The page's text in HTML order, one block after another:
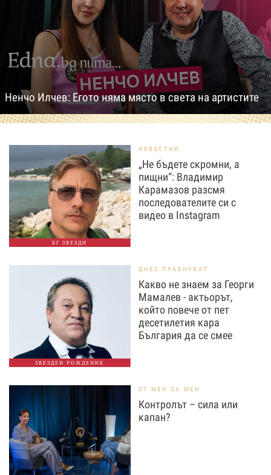
Ненчо Илчев: Егото няма място в света на артистите
БГ ЗВЕЗДИ
ИЗВЕСТНИ
„Не бъдете скромни, а
пищни“: Владимир
Карамазов разсмя
последователите си с
видео в Instagram
ЗВЕЗДЕН РОЖДЕНИК
ДНЕС ПРАЗНУВАТ
Какво не знаем за Георги
Мамалев - актьорът,
който повече от пет
десетилетия кара
България да се смее
ОТ МЕН ЗА МЕН
Контролът – сила или
капан?